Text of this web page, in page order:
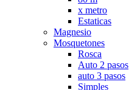
x metro
Estaticas
Magnesio
Mosquetones
Rosca
Auto 2 pasos
auto 3 pasos
Simples